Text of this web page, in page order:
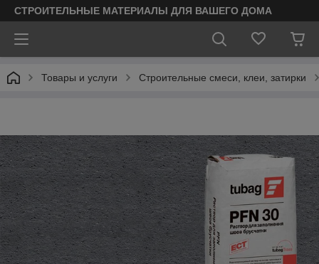
СТРОИТЕЛЬНЫЕ МАТЕРИАЛЫ ДЛЯ ВАШЕГО ДОМА
Товары и услуги Строительные смеси, клеи, затирки